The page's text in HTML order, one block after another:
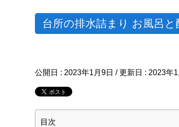
台所の排水詰まり お風呂
公開日 : 2023年1月9日 / 更新日 : 2023年1
目次